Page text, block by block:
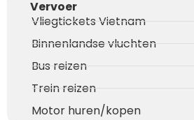
Vervoer
Vliegtickets Vietnam
Binnenlandse vluchten
Bus reizen
Trein reizen
Motor huren/kopen